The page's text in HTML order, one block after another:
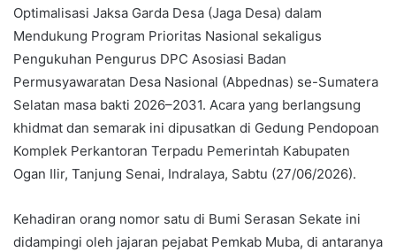
Optimalisasi Jaksa Garda Desa (Jaga Desa) dalam
Mendukung Program Prioritas Nasional sekaligus
Pengukuhan Pengurus DPC Asosiasi Badan
Permusyawaratan Desa Nasional (Abpednas) se-Sumatera
Selatan masa bakti 2026–2031. Acara yang berlangsung
khidmat dan semarak ini dipusatkan di Gedung Pendopoan
Komplek Perkantoran Terpadu Pemerintah Kabupaten
Ogan Ilir, Tanjung Senai, Indralaya, Sabtu (27/06/2026).
Kehadiran orang nomor satu di Bumi Serasan Sekate ini
didampingi oleh jajaran pejabat Pemkab Muba, di antaranya